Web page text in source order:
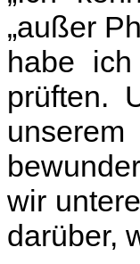
„außer
habe
prüften.
wir
darüber,